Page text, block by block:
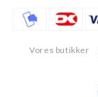
Vores butikker